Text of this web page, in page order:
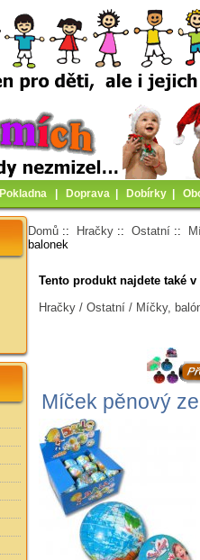
Pokladna Doprava Dobírky
Domů :: Hračky ::Ostatní ::
balonek
Tento produkt najdete také
Hračky / Ostatní / Míčky,
Míček pěnový